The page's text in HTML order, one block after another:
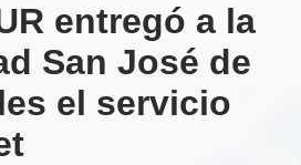
entregó a la
San José de
el servicio